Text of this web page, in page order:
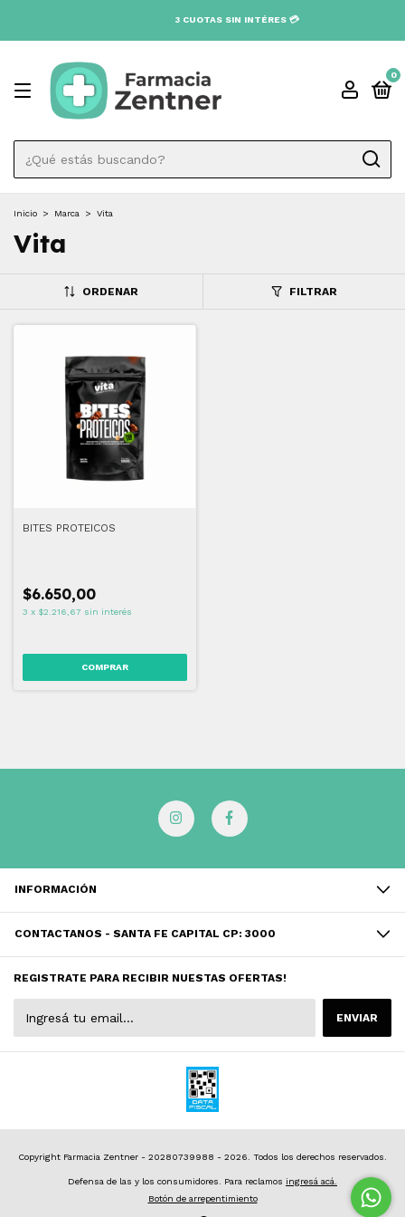
3 CUOTAS SIN INTÉRES 💳
0
Inicio > Marca > Vita
Vita
ORDENAR FILTRAR
BITES PROTEICOS
$6.650,00
3 x $2.216,67 sin interés
INFORMACIÓN
CONTACTANOS - SANTA FE CAPITAL CP: 3000
REGISTRATE PARA RECIBIR NUESTAS OFERTAS!
Copyright Farmacia Zentner - 20280739988 - 2026. Todos los derechos reservados.
Defensa de las y los consumidores. Para reclamos ingresá acá.
Botón de arrepentimiento